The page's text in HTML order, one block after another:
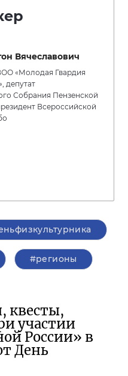
Вячеславович
«Молодая Гвардия
депутат
Собрания Пензенской
Всероссийской
#регионы
квесты,
участии
России» в
День